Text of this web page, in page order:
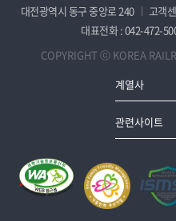
대전광역시 동구 중앙로 240
고객
대표전화 : 042-472-
COPYRIGHT ⓒ KOREA
계열사
관련사이트